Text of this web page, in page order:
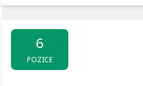
6
POZICE